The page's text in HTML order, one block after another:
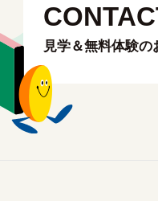
見学＆無料体験の